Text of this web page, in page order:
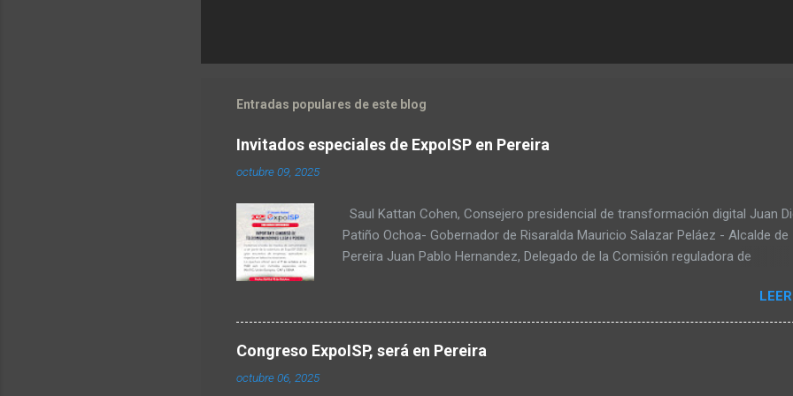
Entradas populares de este blog
Invitados especiales de ExpoISP en Pereira
octubre 09, 2025
Saul Kattan Cohen, Consejero presidencial de transformación digital Juan
Patiño Ochoa- Gobernador de Risaralda Mauricio Salazar Peláez - Alcalde de
Pereira Juan Pablo Hernandez, Delegado de la Comisión reguladora de
Transformación Digital y Servicios al Ciudadano Camilo Rojas Chitiva,
regulación Asomovil Carlos Vásquez, Secretario TIC de la Alcaldía de Pereira
Fabiola Téllez, Especialista en formulación de políticas públicas ANDESCO
Congreso ExpoISP, será en Pereira
octubre 06, 2025